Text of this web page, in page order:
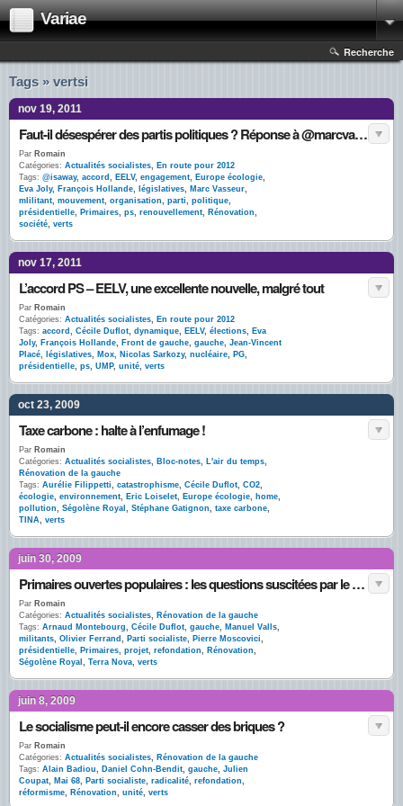
Variae
Recherche
Tags » vertsi
nov 19, 2011
Faut-il désespérer des partis politiques ? Réponse à @marcvasseur et @isaway
Par Romain
Catégories: Actualités socialistes, En route pour 2012
Tags: @isaway, accord , EELV, engagement, Europe écologie,
Eva Joly, François Hollande, législatives, Marc Vasseur,
mlilitant, mouvement, organisation, parti, politique,
présidentielle, Primaires, ps, renouvellement, Rénovation,
société, verts
nov 17, 2011
L’accord PS – EELV, une excellente nouvelle, malgré tout
Par Romain
Catégories: Actualités socialistes, En route pour 2012
Tags: accord , Cécile Duflot, dynamique, EELV, élections, Eva
Joly, François Hollande, Front de gauche, gauche, Jean-Vincent
Placé, législatives, Mox, Nicolas Sarkozy, nucléaire, PG,
présidentielle, ps, UMP, unité, verts
oct 23, 2009
Taxe carbone : halte à l’enfumage !
Par Romain
Catégories: Actualités socialistes, Bloc-notes, L'air du temps,
Rénovation de la gauche
Tags: Aurélie Filippetti, catastrophisme, Cécile Duflot, CO2,
écologie, environnement, Eric Loiselet, Europe écologie, home,
pollution, Ségolène Royal , Stéphane Gatignon, taxe carbone,
TINA, verts
juin 30, 2009
Primaires ouvertes populaires : les questions suscitées par le rapport Montebourg/Ferrand
Par Romain
Catégories: Actualités socialistes, Rénovation de la gauche
Tags: Arnaud Montebourg, Cécile Duflot, gauche, Manuel Valls,
militants, Olivier Ferrand , Parti socialiste, Pierre Moscovici,
présidentielle, Primaires, projet, refondation, Rénovation,
Ségolène Royal , Terra Nova, verts
juin 8, 2009
Le socialisme peut-il encore casser des briques ?
Par Romain
Catégories: Actualités socialistes, Rénovation de la gauche
Tags: Alain Badiou, Daniel Cohn-Bendit, gauche, Julien
Coupat, Mai 68, Parti socialiste, radicalité, refondation,
réformisme, Rénovation, unité, verts